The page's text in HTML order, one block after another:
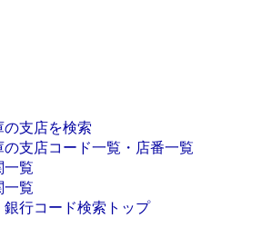
の支店を検索
の支店コード一覧・店番一覧
一覧
一覧
行コード検索トップ